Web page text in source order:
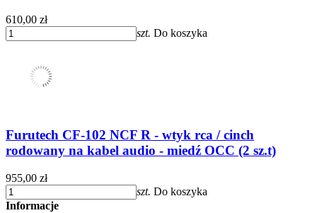
610,00 zł
szt. Do koszyka
Furutech CF-102 NCF R - wtyk rca / cinch
rodowany na kabel audio - miedź OCC (2 sz.t)
955,00 zł
szt. Do koszyka
Informacje